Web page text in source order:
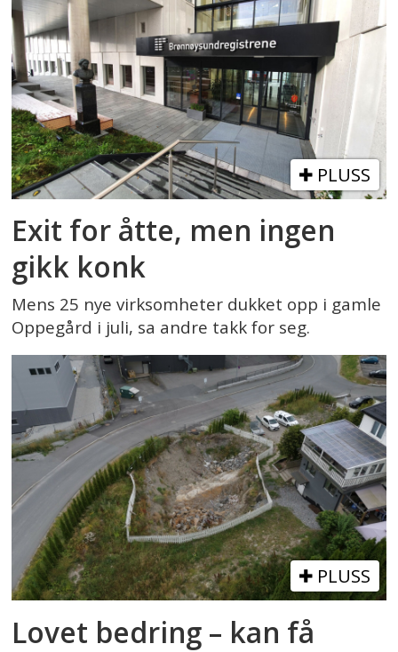
PLUSS
Exit for åtte, men ingen
gikk konk
Mens 25 nye virksomheter dukket opp i gamle
Oppegård i juli, sa andre takk for seg.
PLUSS
Lovet bedring – kan få